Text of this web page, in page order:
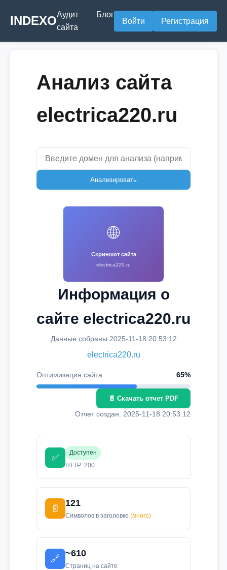
INDEXOАудит
сайта
Блог
Войти Регистрация
Анализ сайта
electrica220.ru
Анализировать
🌐
Скриншот сайта
electrica220.ru
Информация о
сайте electrica220.ru
Данные собраны 2025-11-18 20:53:12
electrica220.ru
Оптимизация сайта 65%
📄 Скачать отчет PDF
Отчет создан: 2025-11-18 20:53:12
✅
Доступен
HTTP: 200
📄
121
Символов в заголовке (много)
🔗
~610
Страниц на сайте